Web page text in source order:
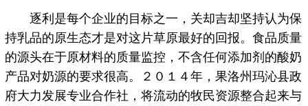
逐利是每个企业的目标之一，关却吉却坚持认为保
持乳品的原生态才是对这片草原最好的回报。食品质量
的源头在于原材料的质量监控，不含任何添加剂的酸奶
产品对奶源的要求很高。２０１４年，果洛州玛沁县政
府大力发展专业合作社，将流动的牧民资源整合起来与